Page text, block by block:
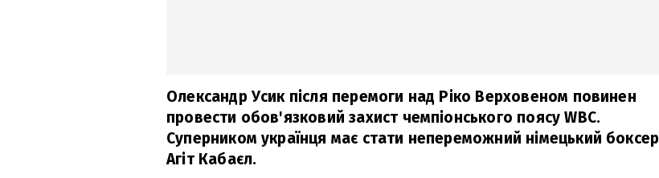
Олександр Усик після перемоги над Ріко Верховеном повинен
провести обов'язковий захист чемпіонського поясу WBC.
Суперником українця має стати непереможний німецький боксер
Агіт Кабаєл.